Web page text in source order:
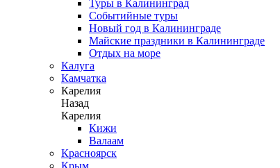
Туры в Калининград
Событийные туры
Новый год в Калининграде
Майские праздники в Калининграде
Отдых на море
Калуга
Камчатка
Карелия
Назад
Карелия
Кижи
Валаам
Красноярск
Крым